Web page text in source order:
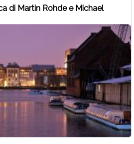
di Martin Rohde e Michael